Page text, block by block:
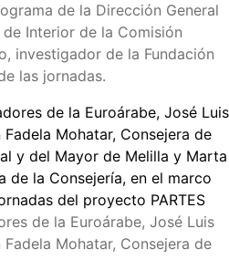
de la Dirección General
Interior de la Comisión
investigador de la Fundación
las jornadas.
de la Euroárabe, José Luis
Mohatar, Consejera de